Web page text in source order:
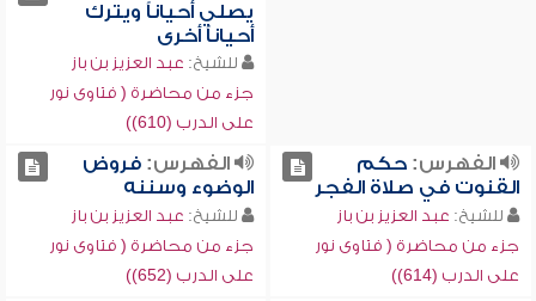
يصلي أحياناً ويترك
أحياناً أخرى
للشيخ: عبد العزيز بن باز
جزء من محاضرة ( فتاوى نور
على الدرب (610))
الفهرس:حكم
القنوت في صلاة الفجر
للشيخ: عبد العزيز بن باز
جزء من محاضرة ( فتاوى نور
على الدرب (614))
الفهرس:فروض
الوضوء وسننه
للشيخ: عبد العزيز بن باز
جزء من محاضرة ( فتاوى نور
على الدرب (652))